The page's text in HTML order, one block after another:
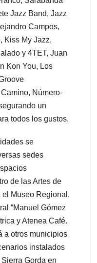
Jazz Band, Jazz
Campos,
Kiss My Jazz,
y 4TET, Juan
Kon You, Los
Número-
un
todos los gustos.
se
sedes
de las Artes de
el Museo Regional,
“Manuel Gómez
y Atenea Café.
a otros municipios
instalados
Gorda en